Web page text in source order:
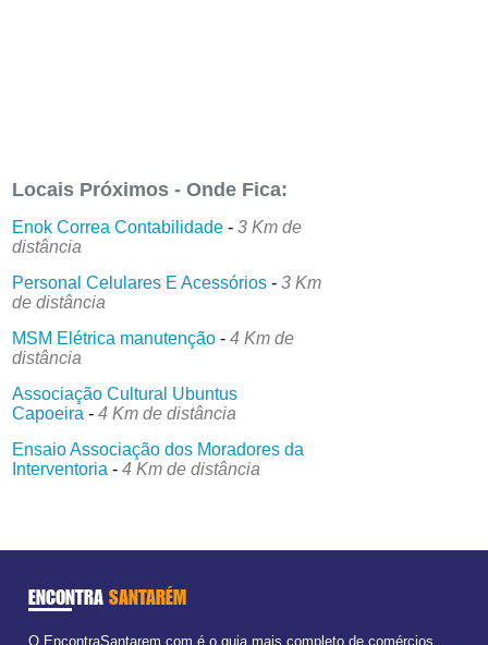
Locais Próximos - Onde Fica:
Enok Correa Contabilidade -3 Km de
distância
Personal Celulares E Acessórios -3 Km
de distância
MSM Elétrica manutenção -4 Km de
distância
Associação Cultural Ubuntus
Capoeira -4 Km de distância
Ensaio Associação dos Moradores da
Interventoria -4 Km de distância
ENCONTRA SANTARÉM
O EncontraSantarem.com é o guia mais completo de comércios,